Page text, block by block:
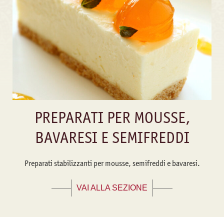
PREPARATI PER MOUSSE,
BAVARESI E SEMIFREDDI
Preparati stabilizzanti per mousse, semifreddi e bavaresi.
VAI ALLA SEZIONE